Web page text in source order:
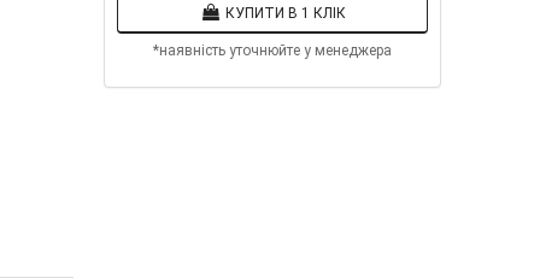
КУПИТИ В 1 КЛІК
*наявність уточнюйте у менеджера